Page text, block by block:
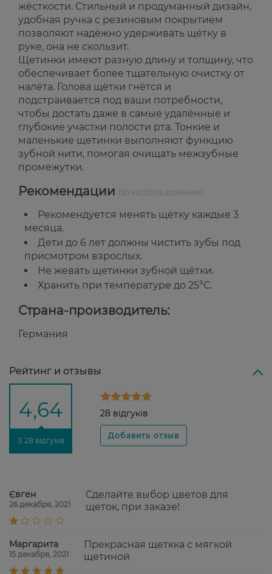
жёсткости. Стильный и продуманный дизайн,
удобная ручка с резиновым покрытием
позволяют надёжно удерживать щётку в
руке, она не скользит.
Щетинки имеют разную длину и толщину, что
обеспечивает более тщательную очистку от
налёта. Голова щётки гнётся и
подстраивается под ваши потребности,
чтобы достать даже в самые удалённые и
глубокие участки полости рта. Тонкие и
маленькие щетинки выполняют функцию
зубной нити, помогая очищать межзубные
промежутки.
Рекомендации
Рекомендуется менять щётку каждые 3
месяца.
Дети до 6 лет должны чистить зубы под
присмотром взрослых.
Не жевать щетинки зубной щётки.
Хранить при температуре до 25°С.
Страна-производитель:
Германия
Рейтинг и отзывы
4,64
З 28 відгуків
28 відгуків
Євген
26 декабря, 2021
Сделайте выбор цветов для
щеток, при заказе!
Маргарита
15 декабря, 2021
Прекрасная щеткка с мягкой
щетиной